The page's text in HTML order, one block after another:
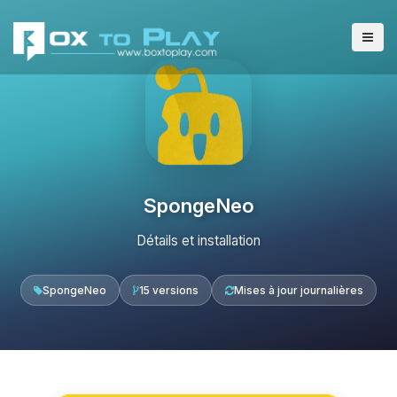
SpongeNeo
Détails et installation
SpongeNeo 15 versions Mises à jour journalières